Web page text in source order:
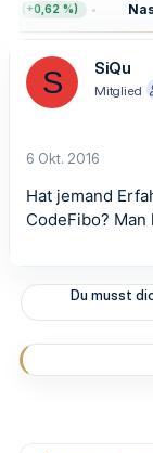
r
a
m
(+0,62 %)
S SiQu
Mitglied
6 Okt. 2016
Hat jemand
CodeFibo?
Du musst